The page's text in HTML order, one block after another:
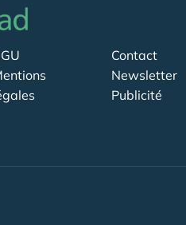
Contact
Newsletter
Publicité